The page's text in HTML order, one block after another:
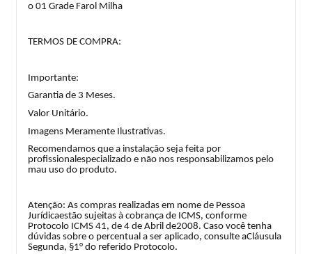
o 01 Grade Farol Milha
TERMOS DE COMPRA:
Importante:
Garantia de 3 Meses.
Valor Unitário.
Imagens Meramente Ilustrativas.
Recomendamos que a instalação seja feita por
profissionalespecializado e não nos responsabilizamos pelo
mau uso do produto.
Atenção: As compras realizadas em nome de Pessoa
Jurídicaestão sujeitas à cobrança de ICMS, conforme
Protocolo ICMS 41, de 4 de Abril de2008. Caso você tenha
dúvidas sobre o percentual a ser aplicado, consulte aCláusula
Segunda, §1° do referido Protocolo.